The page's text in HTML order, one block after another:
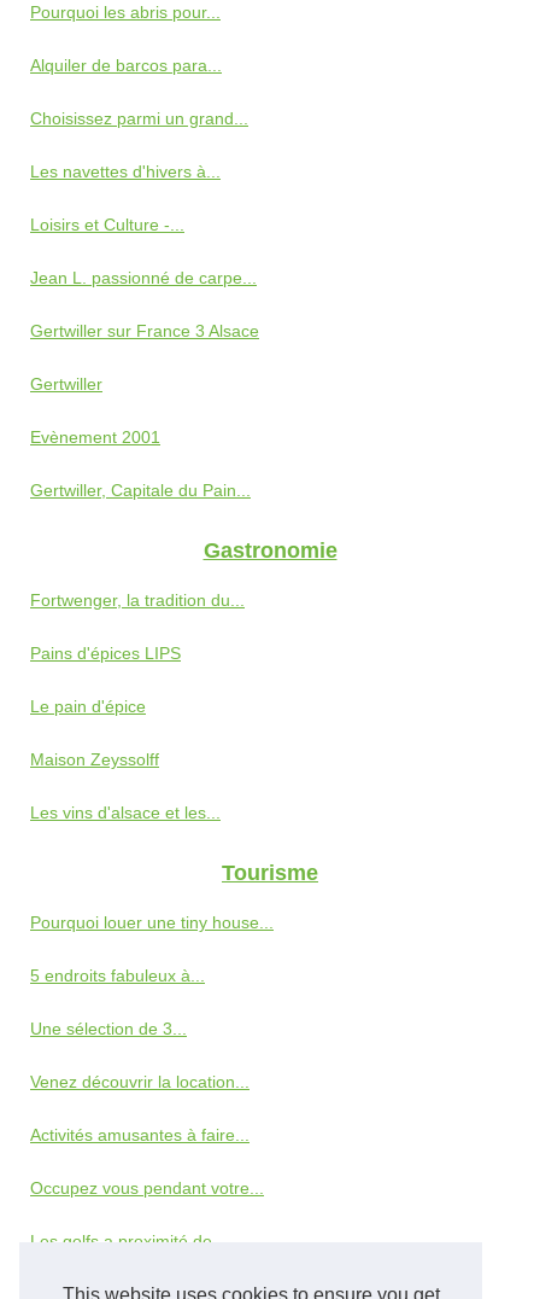
Pourquoi les abris pour...
Alquiler de barcos para...
Choisissez parmi un grand...
Les navettes d'hivers à...
Loisirs et Culture -...
Jean L. passionné de carpe...
Gertwiller sur France 3 Alsace
Gertwiller
Evènement 2001
Gertwiller, Capitale du Pain...
Gastronomie
Fortwenger, la tradition du...
Pains d'épices LIPS
Le pain d'épice
Maison Zeyssolff
Les vins d'alsace et les...
Tourisme
Pourquoi louer une tiny house...
5 endroits fabuleux à...
Une sélection de 3...
Venez découvrir la location...
Activités amusantes à faire...
Occupez vous pendant votre...
Les golfs a proximité de...
Auberge du Maennelstein